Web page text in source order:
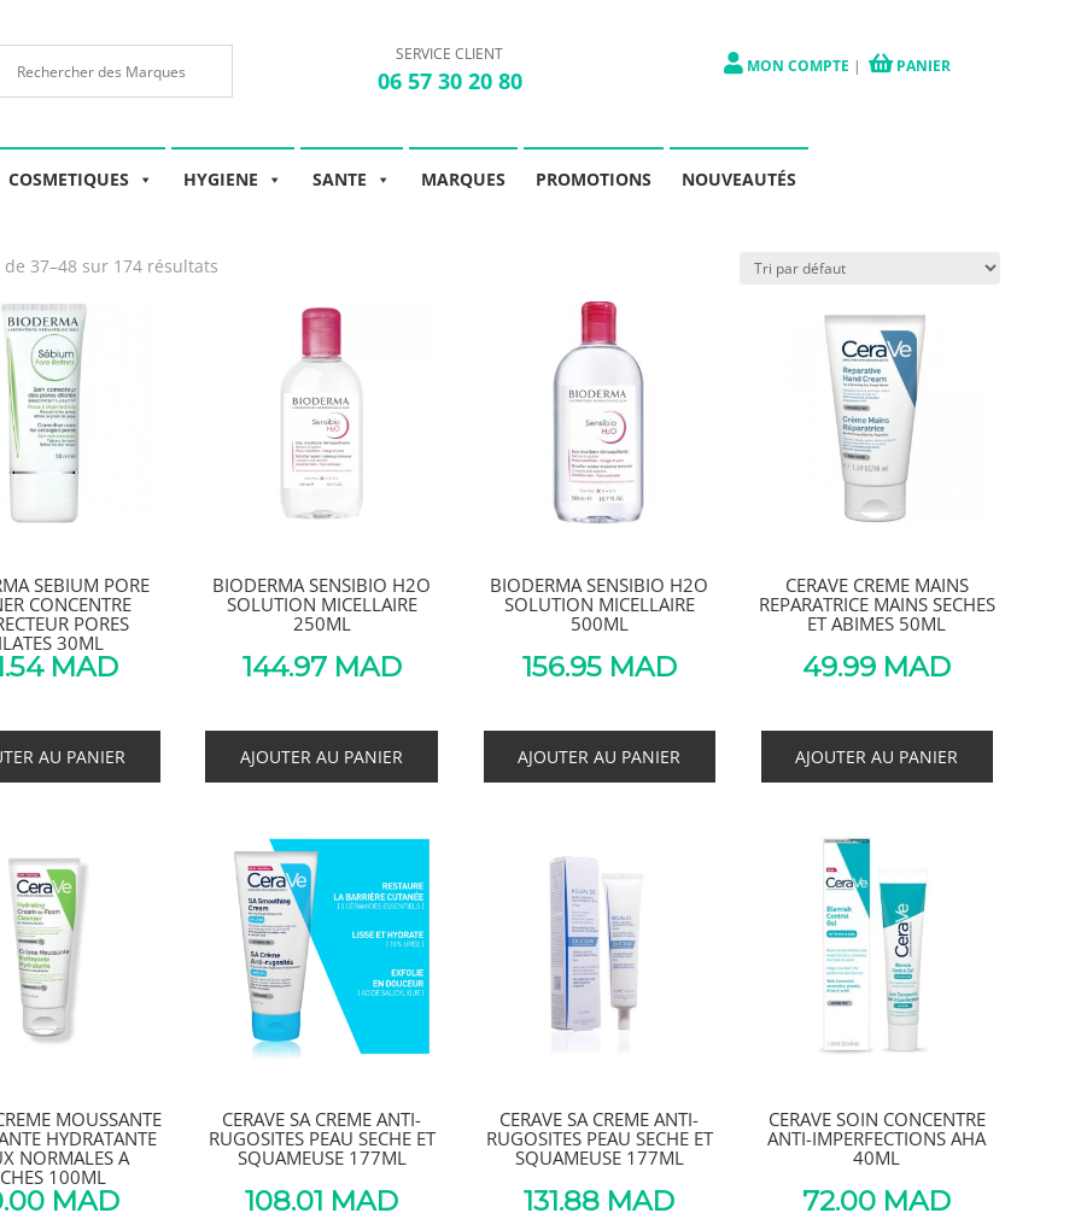
SERVICE CLIENT
06 57 30 20 80
MON COMPTE | PANIER
COSMETIQUES HYGIENE SANTE MARQUES PROMOTIONS NOUVEAUTÉS
37–48 sur 174 résultats
SEBIUM PORE
CONCENTRE
PORES
30ML
MAD
AU PANIER
BIODERMA SENSIBIO H2O
SOLUTION MICELLAIRE
250ML
144.97 MAD
AJOUTER AU PANIER
BIODERMA SENSIBIO H2O
SOLUTION MICELLAIRE
500ML
156.95 MAD
AJOUTER AU PANIER
CERAVE CREME MAINS
REPARATRICE MAINS SECHES
ET ABIMES 50ML
49.99 MAD
AJOUTER AU PANIER
MOUSSANTE
HYDRATANTE
NORMALES A
100ML
MAD
CERAVE SA CREME ANTI-
RUGOSITES PEAU SECHE ET
SQUAMEUSE 177ML
108.01 MAD
CERAVE SA CREME ANTI-
RUGOSITES PEAU SECHE ET
SQUAMEUSE 177ML
131.88 MAD
CERAVE SOIN CONCENTRE
ANTI-IMPERFECTIONS AHA
40ML
72.00 MAD